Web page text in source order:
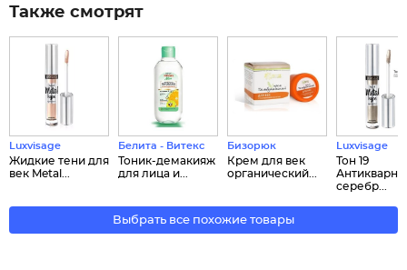
Также смотрят
Luxvisage
Жидкие тени для
век Metal...
Белита - Витекс
Тоник-демакияж
для лица и...
Бизорюк
Крем для век
органический...
Luxvisage
Тон 19
серебр...
Выбрать все похожие товары